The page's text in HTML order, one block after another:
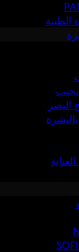
الطبية
يجيب
البصر